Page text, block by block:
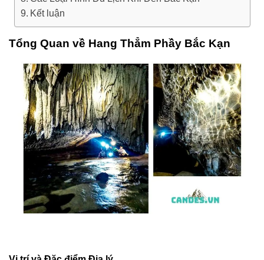
Kết luận
Tổng Quan về Hang Thẳm Phầy Bắc Kạn